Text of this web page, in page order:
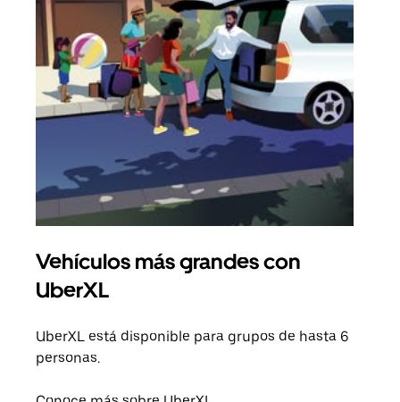
Vehículos más grandes con
UberXL
UberXL está disponible para grupos de hasta 6
personas.